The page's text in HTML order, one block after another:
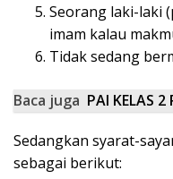
Seorang laki-laki
imam kalau
Tidak sedang
Baca juga PAI KELAS 2
Sedangkan syarat-
sebagai berikut: